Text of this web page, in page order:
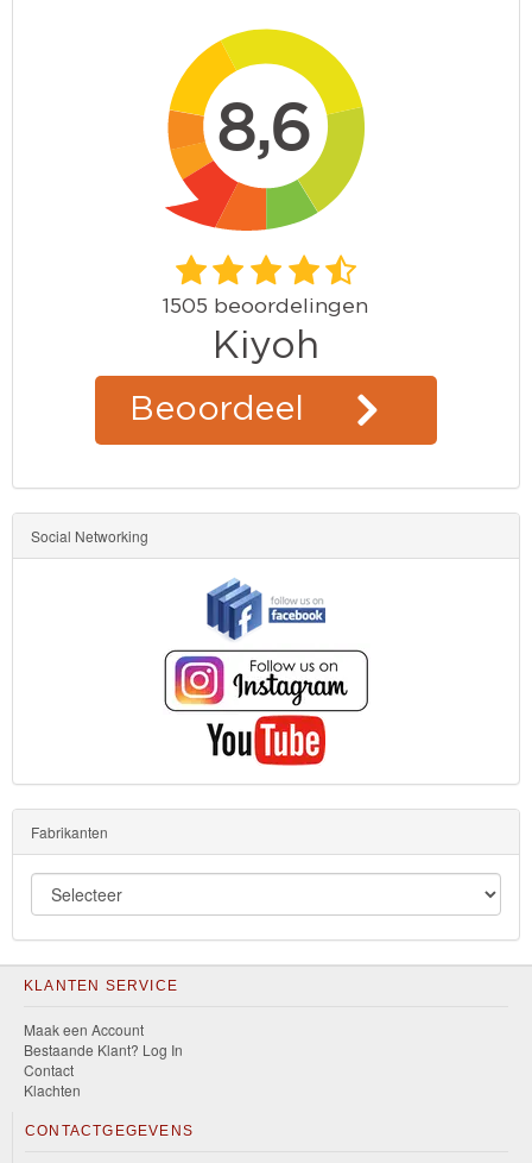
Social Networking
Fabrikanten
KLANTEN SERVICE
Maak een Account
Bestaande Klant? Log In
Contact
Klachten
CONTACTGEGEVENS